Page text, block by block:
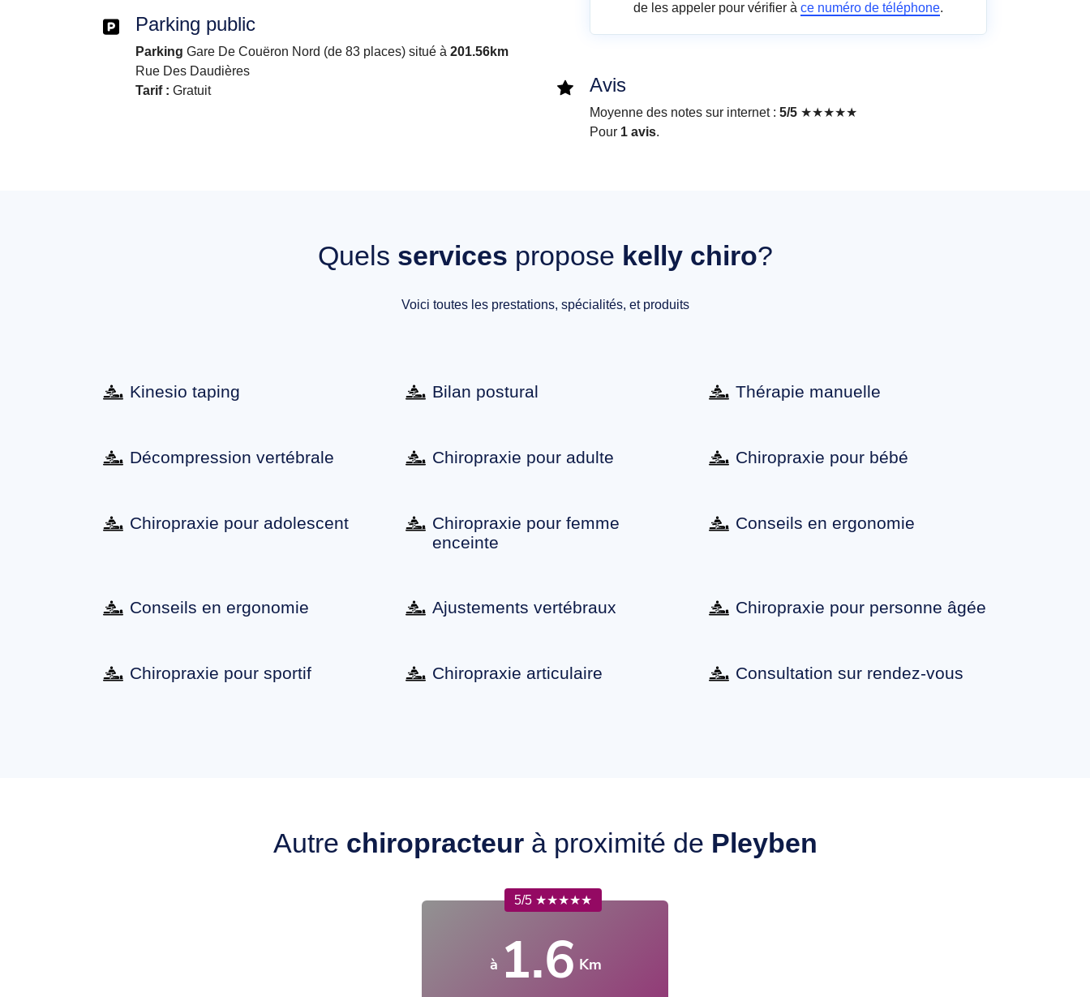
Parking public
Parking Gare De Couëron Nord (de 83 places) situé à 201.56km
Rue Des Daudières
Tarif : Gratuit
de les appeler pour vérifier à ce numéro de téléphone.
Avis
Moyenne des notes sur internet : 5/5 ★★★★★
Pour 1 avis.
Quels services propose kelly chiro?
Voici toutes les prestations, spécialités, et produits
Kinesio taping Bilan postural Thérapie manuelle
Décompression vertébrale Chiropraxie pour adulte Chiropraxie pour bébé
Chiropraxie pour adolescent
Chiropraxie pour femme
enceinte
Conseils en ergonomie
Conseils en ergonomie Ajustements vertébraux Chiropraxie pour personne âgée
Chiropraxie pour sportif Chiropraxie articulaire Consultation sur rendez-vous
Autre chiropracteurà proximité de Pleyben
5/5 ★★★★★
à 1.6 Km